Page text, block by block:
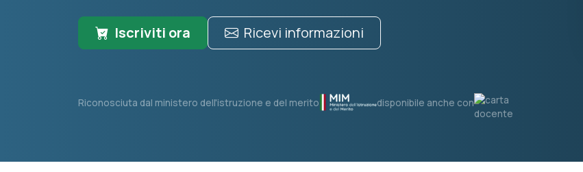
Iscriviti ora Ricevi informazioni
Riconosciuta dal ministero dell'istruzione e del merito disponibile anche con